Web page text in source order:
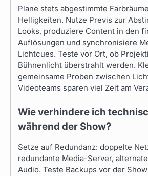
Plane stets abgestimmte
Helligkeiten. Nutze Previs zur
Looks, produziere Content in den
Auflösungen und synchronisiere
Lichtcues. Teste vor Ort, ob
Bühnenlicht überstrahlt werden.
gemeinsame Proben zwischen
Videoteams sparen viel Zeit am
Wie verhindere ich
während der Show?
Setze auf Redundanz: doppelte
redundante Media-Server,
Audio. Teste Backups vor der